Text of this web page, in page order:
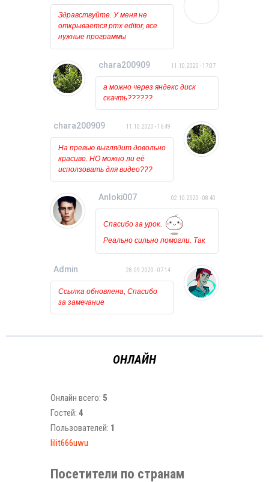
Здравствуйте. У меня не
открывается pmx editor, все
нужные программы
установлены и обновлены.
то ничего вообще не
происходит, лишь на курсоре
какое то время мигает
загрузка. Может у кого
нибудь была такая проблема?
chara200909 11.10.2020 - 17:07
а можно через яндекс диск
скачть??????
chara200909 11.10.2020 - 16:49
На превью выглядит довольно
красиво. НО можно ли её
исползовать для видео???
Anloki007 02.10.2020 - 08:40
Спасибо за урок.
Реально сильно помогли. Так
держать!!!
Admin 28.09.2020 - 07:14
Ссылка обновлена, Спасибо
за замечание
ОНЛАЙН
Онлайн всего: 5
Гостей: 4
Пользователей: 1
lilit666uwu
Посетители по странам